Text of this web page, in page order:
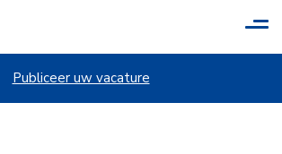
Publiceer uw vacature